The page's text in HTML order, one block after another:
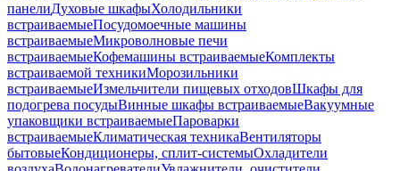
панелиДуховые шкафыХолодильники
встраиваемыеПосудомоечные машины
встраиваемыеМикроволновые печи
встраиваемыеКофемашины встраиваемыеКомплекты
встраиваемой техникиМорозильники
встраиваемыеИзмельчители пищевых отходовШкафы для
подогрева посудыВинные шкафы встраиваемыеВакуумные
упаковщики встраиваемыеПароварки
встраиваемыеКлиматическая техникаВентиляторы
бытовыеКондиционеры, сплит-системыОхладители